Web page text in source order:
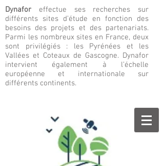
Dynafor effectue ses recherches sur
différents sites d’étude en fonction des
besoins des projets et des partenariats.
Parmi les nombreux sites en France, deux
sont privilégiés : les Pyrénées et les
Vallées et Coteaux de Gascogne. Dynafor
intervient également à l’échelle
européenne et internationale sur
différents continents.